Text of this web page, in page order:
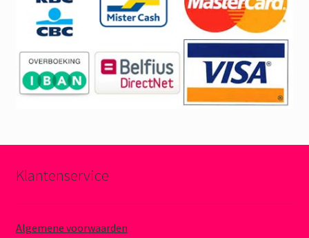
Klantenservice
Algemene voorwaarden